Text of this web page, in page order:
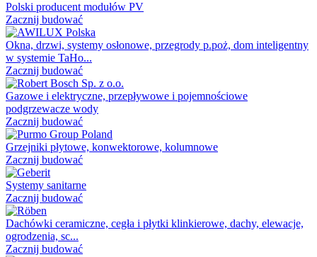
Polski producent modułów PV
Zacznij budować
Okna, drzwi, systemy osłonowe, przegrody p.poż, dom inteligentny
w systemie TaHo...
Zacznij budować
Gazowe i elektryczne, przepływowe i pojemnościowe
podgrzewacze wody
Zacznij budować
Grzejniki płytowe, konwektorowe, kolumnowe
Zacznij budować
Systemy sanitarne
Zacznij budować
Dachówki ceramiczne, cegła i płytki klinkierowe, dachy, elewacje,
ogrodzenia, sc...
Zacznij budować